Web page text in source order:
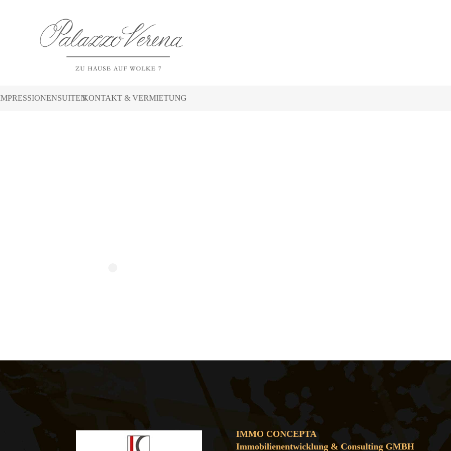
SUITENKONTAKT & VERMIETUNG
IMMO CONCEPTA
Immobilienentwicklung & Consulting GMBH